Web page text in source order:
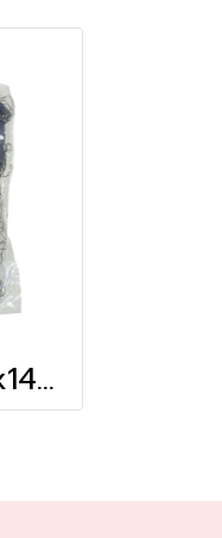
ตาข่ายดักนก(3x14x4) # 9